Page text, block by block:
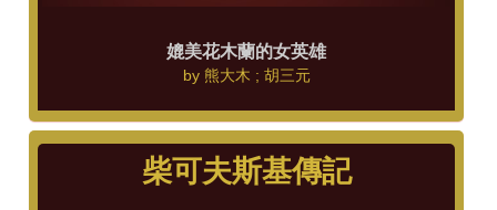
媲美花木蘭的女英雄
by 熊大木 ; 胡三元
柴可夫斯基傳記